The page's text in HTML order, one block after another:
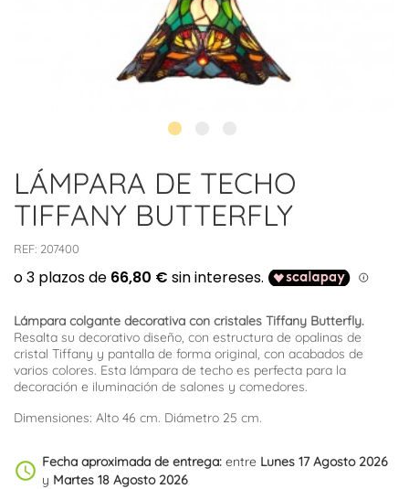
LÁMPARA DE TECHO
TIFFANY BUTTERFLY
REF: 207400
Lámpara colgante decorativa con cristales Tiffany Butterfly.
Resalta su decorativo diseño, con estructura de opalinas de
cristal Tiffany y pantalla de forma original, con acabados de
varios colores. Esta lámpara de techo es perfecta para la
decoración e iluminación de salones y comedores.
Dimensiones: Alto 46 cm. Diámetro 25 cm.
schedule Fecha aproximada de entrega: entre Lunes 17 Agosto 2026
y Martes 18 Agosto 2026